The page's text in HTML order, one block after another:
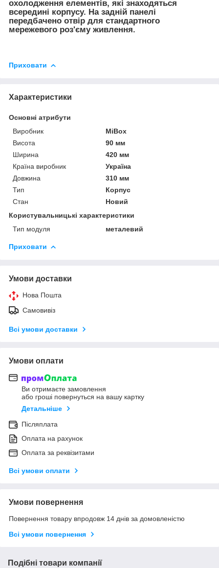
охолодження елементів, які знаходяться
всередині корпусу. На задній панелі
передбачено отвір для стандартного
мережевого роз'єму живлення.
Приховати
Характеристики
Основні атрибути
Виробник
MiBox
Висота
90 мм
Ширина
420 мм
Країна виробник
Україна
Довжина
310 мм
Тип
Корпус
Стан
Новий
Користувальницькі характеристики
Тип модуля
металевий
Приховати
Умови доставки
Нова Пошта
Самовивіз
Всі умови доставки
Умови оплати
Ви отримаєте замовлення
або гроші повернуться на вашу картку
Детальніше
Післяплата
Оплата на рахунок
Оплата за реквізитами
Всі умови оплати
Умови повернення
Повернення товару впродовж 14 днів за домовленістю
Всі умови повернення
Подібні товари компанії